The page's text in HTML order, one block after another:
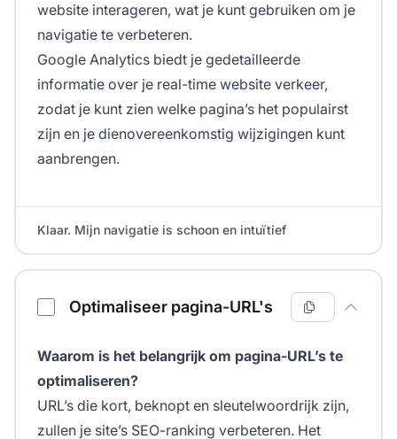
website interageren, wat je kunt gebruiken om je
navigatie te verbeteren.
Google Analytics biedt je gedetailleerde
informatie over je real-time website verkeer,
zodat je kunt zien welke pagina’s het populairst
zijn en je dienovereenkomstig wijzigingen kunt
aanbrengen.
Klaar. Mijn navigatie is schoon en intuïtief
Optimaliseer pagina-URL's
Waarom is het belangrijk om pagina-URL’s te
optimaliseren?
URL’s die kort, beknopt en sleutelwoordrijk zijn,
zullen je site’s SEO-ranking verbeteren. Het